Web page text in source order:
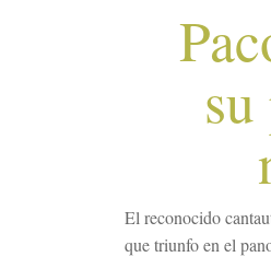
El reconocido
que triunfo en el